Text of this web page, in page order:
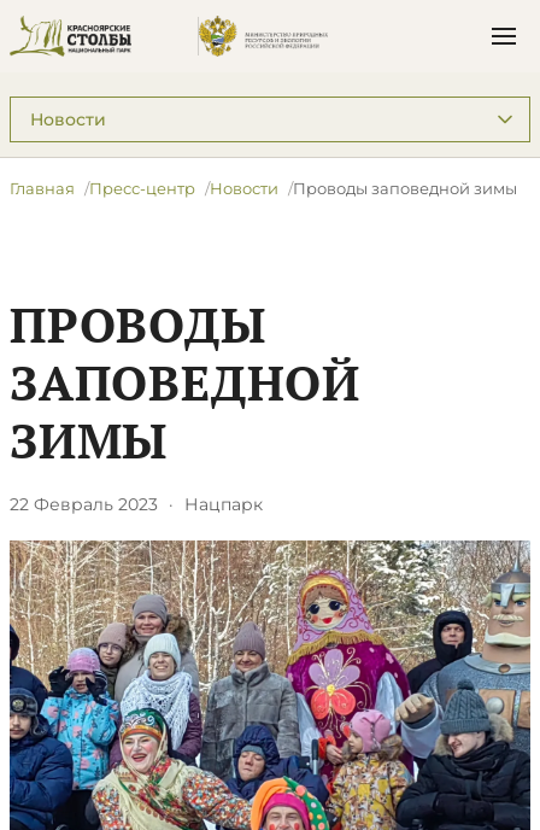
Подразделы: Пресс-центр
Главная Пресс-центр Новости ​Проводы заповедной зимы
​ПРОВОДЫ
ЗАПОВЕДНОЙ
ЗИМЫ
22 Февраль 2023 · Нацпарк